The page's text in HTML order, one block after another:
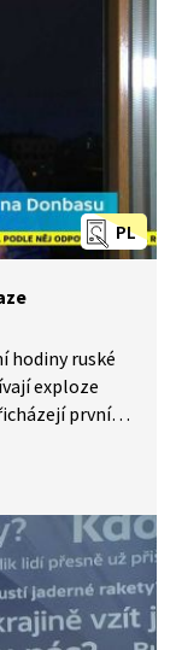
také, že
kroku se
tak bylo
zemního
PL
hodiny ruské
exploze
první
s cílem
zatímco
a vyhlašuje
reakce